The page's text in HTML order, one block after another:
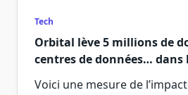
Tech
Orbital lève 5 millions de
centres de données… dans
Voici une mesure de